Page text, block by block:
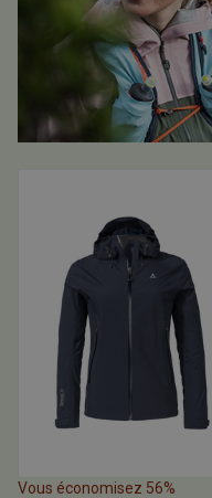
Vous économisez 56%